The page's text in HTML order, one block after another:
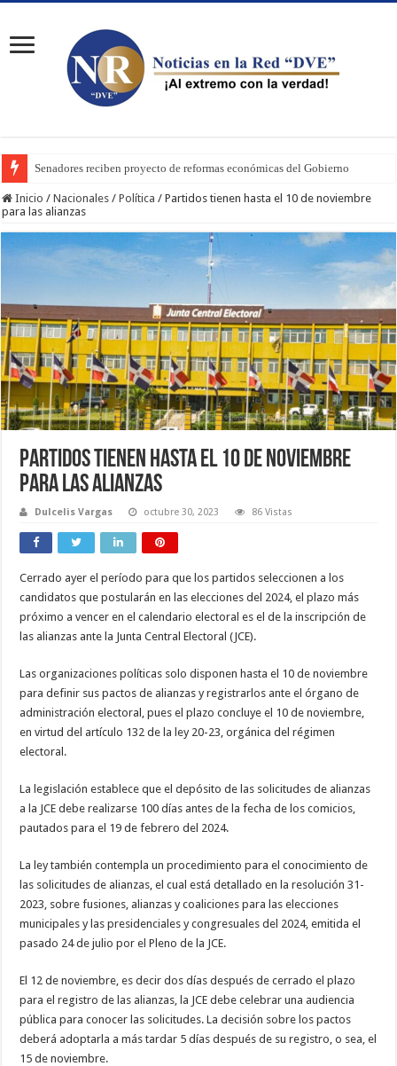
Senadores reciben proyecto de reformas económicas del Gobierno
Inicio / Nacionales / Política / Partidos tienen hasta el 10 de noviembre
para las alianzas
Partidos tienen hasta el 10 de noviembre
para las alianzas
Dulcelis Vargas octubre 30, 2023 86 Vistas
Cerrado ayer el período para que los partidos seleccionen a los
candidatos que postularán en las elecciones del 2024, el plazo más
próximo a vencer en el calendario electoral es el de la inscripción de
las alianzas ante la Junta Central Electoral (JCE).
Las organizaciones políticas solo disponen hasta el 10 de noviembre
para definir sus pactos de alianzas y registrarlos ante el órgano de
administración electoral, pues el plazo concluye el 10 de noviembre,
en virtud del artículo 132 de la ley 20-23, orgánica del régimen
electoral.
La legislación establece que el depósito de las solicitudes de alianzas
a la JCE debe realizarse 100 días antes de la fecha de los comicios,
pautados para el 19 de febrero del 2024.
La ley también contempla un procedimiento para el conocimiento de
las solicitudes de alianzas, el cual está detallado en la resolución 31-
2023, sobre fusiones, alianzas y coaliciones para las elecciones
municipales y las presidenciales y congresuales del 2024, emitida el
pasado 24 de julio por el Pleno de la JCE.
El 12 de noviembre, es decir dos días después de cerrado el plazo
para el registro de las alianzas, la JCE debe celebrar una audiencia
pública para conocer las solicitudes. La decisión sobre los pactos
deberá adoptarla a más tardar 5 días después de su registro, o sea, el
15 de noviembre.